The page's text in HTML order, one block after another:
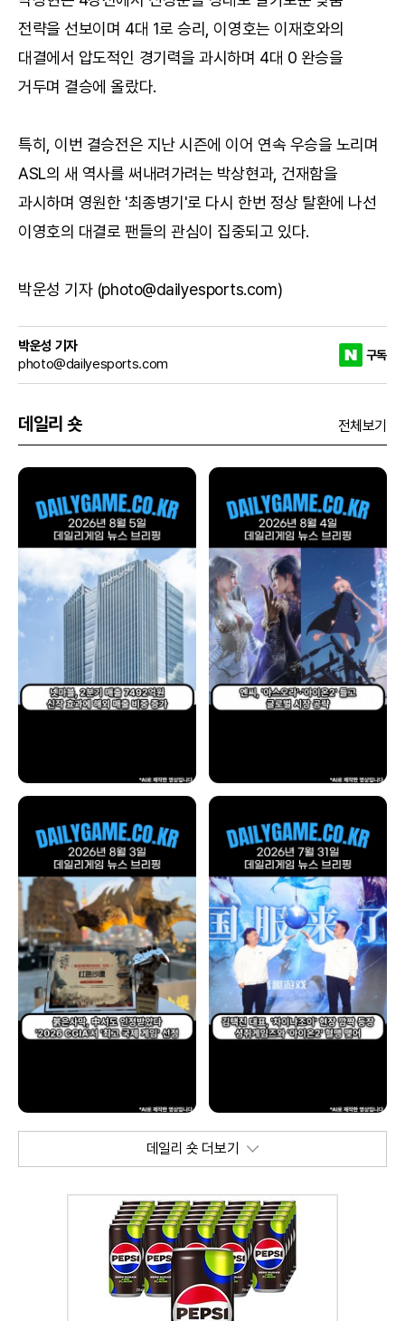
전략을 선보이며 4대 1로 승리, 이영호는 이재호와의
대결에서 압도적인 경기력을 과시하며 4대 0 완승을
거두며 결승에 올랐다.
특히, 이번 결승전은 지난 시즌에 이어 연속 우승을 노리며
ASL의 새 역사를 써내려가려는 박상현과, 건재함을
과시하며 영원한 '최종병기'로 다시 한번 정상 탈환에 나선
이영호의 대결로 팬들의 관심이 집중되고 있다.
박운성 기자 (photo@dailyesports.com)
박운성 기자
photo@dailyesports.com
구독
데일리 숏 전체보기
데일리 숏 더보기